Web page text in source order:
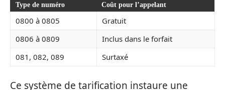
Type de numéro Coût pour l’appelant
0800 à 0805
Gratuit
0806 à 0809
Inclus dans le forfait
081, 082, 089
Surtaxé
Ce système de tarification instaure une